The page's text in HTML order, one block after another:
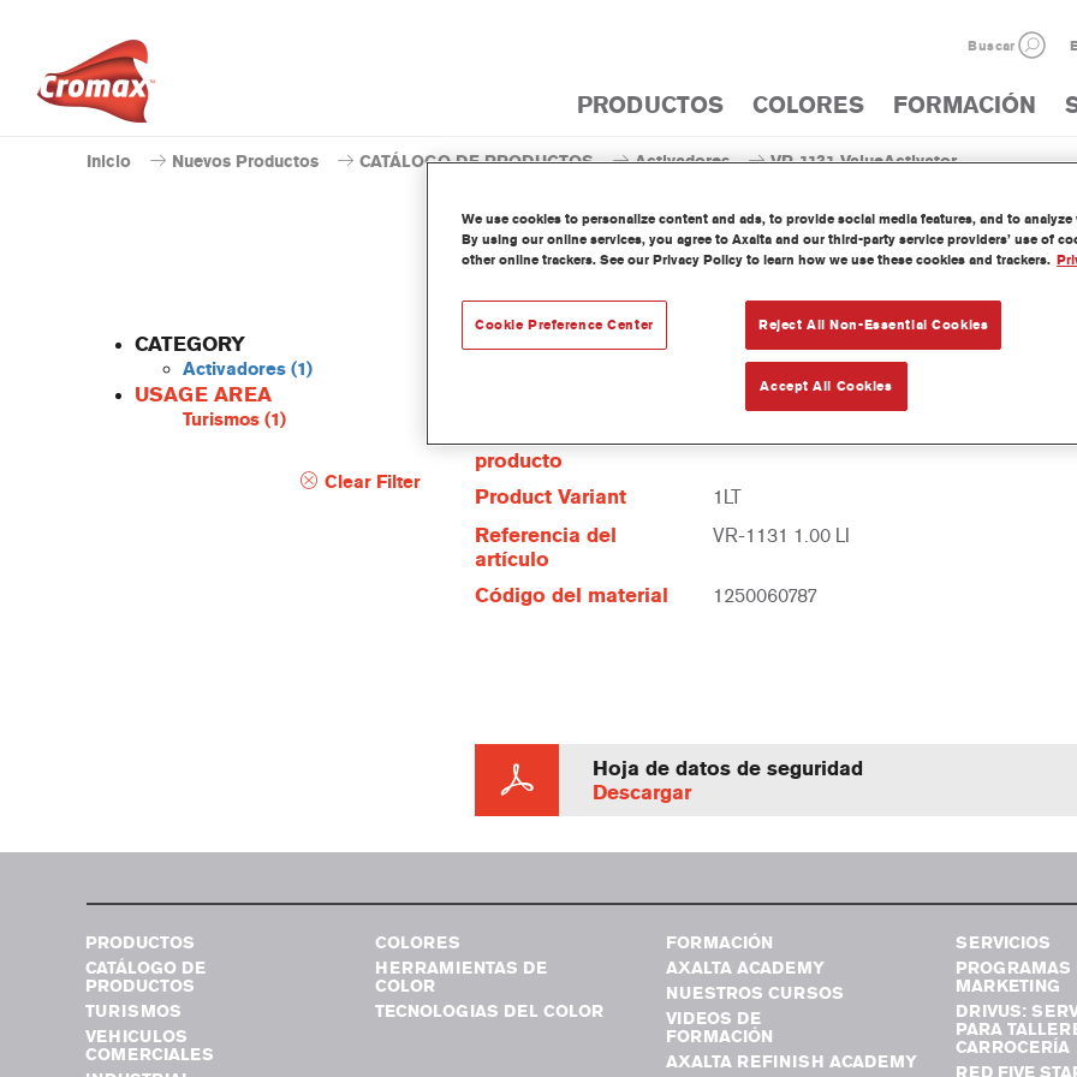
Buscar
PRODUCTOS COLORES FORMACIÓN
Inicio Nuevos Productos CATÁLOGO DE PRODUCTOS Activadores VR-1131 ValueActivator
CATEGORY
Activadores (1)
USAGE AREA
Turismos (1)
Clear Filter
VR-1131
producto
Product Variant
1LT
Referencia del
artículo
VR-1131 1.00 LI
Código del material 1250060787
Hoja de datos de seguridad
Descargar
PRODUCTOS
CATÁLOGO DE
PRODUCTOS
TURISMOS
VEHICULOS
COMERCIALES
COLORES
HERRAMIENTAS DE
COLOR
TECNOLOGIAS DEL COLOR
FORMACIÓN
AXALTA ACADEMY
NUESTROS CURSOS
VIDEOS DE
FORMACIÓN
AXALTA REFINISH ACADEMY
SERVICIOS
PROGRAMAS
MARKETING
DRIVUS:
PARA
CARROCERÍA
We use cookies to personalize content and ads, to provide social media features, and to
By using our online services, you agree to Axalta and our third-party service providers’ use of
other online trackers. See our Privacy Policy to learn how we use these cookies and trackers.
Reject All Non-Essential Cookies
Accept All Cookies
Cookie Preference Center